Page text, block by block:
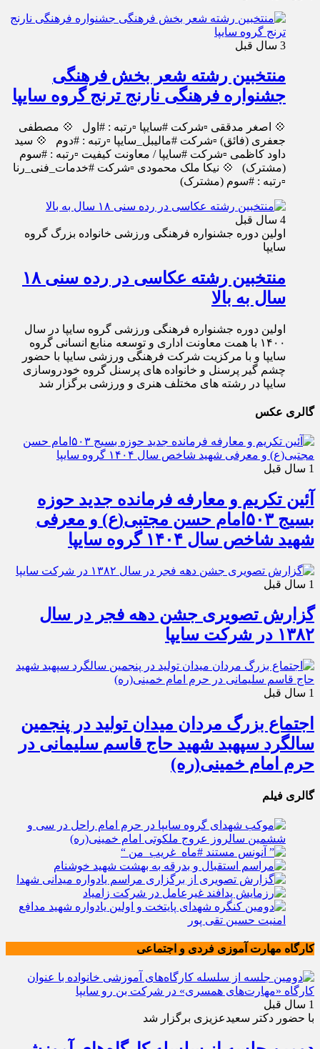
3 سال قبل
منتخبین رشته شعر بخش فرهنگی
جشنواره فرهنگی نارنج ترنج گروه سایپا
💠 اصغر مدققی ▫️شرکت #سایپا ▫️رتبه : #اول 💠 مصطفی
جعفری (فائق) ▫️شرکت #مالیبل_سایپا ▫️رتبه : #دوم 💠 سید
داود کاظمی ▫️شرکت #سایپا / معاونت کیفیت ▫️رتبه : #سوم
(مشترک) 💠 نیکا ملک محمودی ▫️شرکت #خدمات_فنی_رنا
▫️رتبه : #سوم (مشترک)
4 سال قبل
اولین دوره جشنواره فرهنگی ورزشی خانواده بزرگ گروه
سایپا
منتخبین رشته عکاسی در رده سنی ۱۸
سال به بالا
اولین دوره جشنواره فرهنگی ورزشی گروه سایپا در سال
۱۴۰۰ با همت معاونت اداری و توسعه منابع انسانی گروه
سایپا و با مرکزیت شرکت فرهنگی ورزشی سایپا با حضور
چشم گیر پرسنل و خانواده های پرسنل گروه خودروسازی
سایپا در رشته های مختلف هنری و ورزشی برگزار شد
گالری عکس
1 سال قبل
آئین تکریم و معارفه فرمانده جدید حوزه
بسیج ۵۰۳امام حسن مجتبی(ع) و معرفی
شهید شاخص سال ۱۴۰۴ گروه سایپا
1 سال قبل
گزارش تصویری جشن دهه فجر در سال
۱۳۸۲ در شرکت سایپا
1 سال قبل
اجتماع بزرگ مردان میدان تولید در پنجمین
سالگرد سپهبد شهید حاج قاسم سلیمانی در
حرم امام خمینی(ره)
گالری فیلم
کارگاه مهارت آموزی فردی و اجتماعی
1 سال قبل
با حضور دکتر سعیدعزیزی برگزار شد